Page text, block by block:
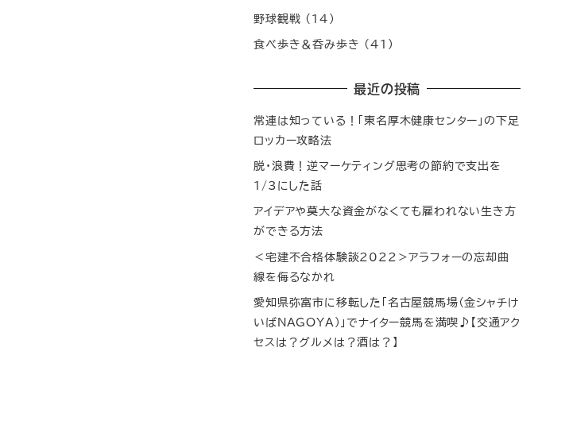
野球観戦 (14)
食べ歩き＆呑み歩き (41)
最近の投稿
常連は知っている！「東名厚木健康センター」の下足
ロッカー攻略法
脱・浪費！逆マーケティング思考の節約で支出を
1/3にした話
アイデアや莫大な資金がなくても雇われない生き方
ができる方法
＜宅建不合格体験談2022＞アラフォーの忘却曲
線を侮るなかれ
愛知県弥富市に移転した「名古屋競馬場（金シャチけ
いばNAGOYA）」でナイター競馬を満喫♪【交通アク
セスは？グルメは？酒は？】